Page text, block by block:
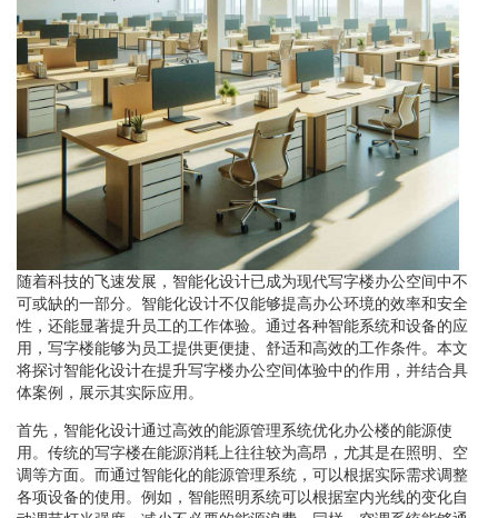
随着科技的飞速发展，智能化设计已成为现代写字楼办公空间中不
可或缺的一部分。智能化设计不仅能够提高办公环境的效率和安全
性，还能显著提升员工的工作体验。通过各种智能系统和设备的应
用，写字楼能够为员工提供更便捷、舒适和高效的工作条件。本文
将探讨智能化设计在提升写字楼办公空间体验中的作用，并结合具
体案例，展示其实际应用。
首先，智能化设计通过高效的能源管理系统优化办公楼的能源使
用。传统的写字楼在能源消耗上往往较为高昂，尤其是在照明、空
调等方面。而通过智能化的能源管理系统，可以根据实际需求调整
各项设备的使用。例如，智能照明系统可以根据室内光线的变化自